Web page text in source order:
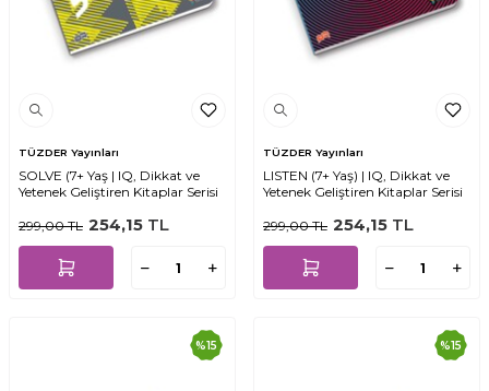
TÜZDER Yayınları
SOLVE (7+ Yaş | IQ, Dikkat ve
Yetenek Geliştiren Kitaplar Serisi
299,00TL 254,15 TL
TÜZDER Yayınları
LISTEN (7+ Yaş) | IQ, Dikkat ve
Yetenek Geliştiren Kitaplar Serisi
299,00TL 254,15 TL
%15 %15